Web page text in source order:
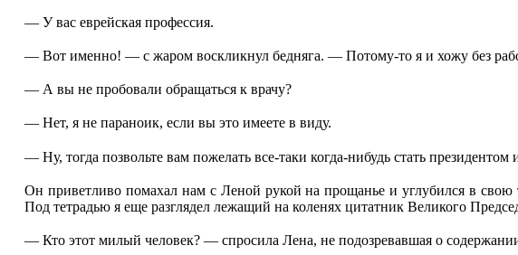
— У вас еврейская профессия.
— Вот именно! — с жаром воскликнул бедняга. — Потому-то я и хожу без
— А вы не пробовали обращаться к врачу?
— Нет, я не параноик, если вы это имеете в виду.
— Ну, тогда позвольте вам пожелать все-таки когда-нибудь стать
Он приветливо помахал нам с Леной рукой на прощанье и углубился в свою
Под тетрадью я еще разглядел лежащий на коленях цитатник Великого
— Кто этот милый человек? — спросила Лена, не подозревавшая о